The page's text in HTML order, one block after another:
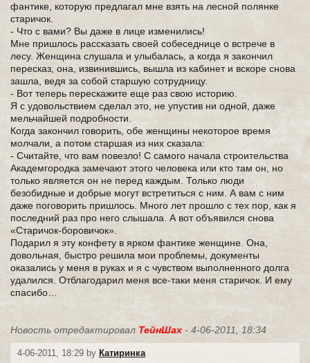
фантике, которую предлагал мне взять на лесной полянке
старичок.
- Что с вами? Вы даже в лице изменились!
Мне пришлось рассказать своей собеседнице о встрече в
лесу. Женщина слушала и улыбалась, а когда я закончил
пересказ, она, извинившись, вышла из кабинет и вскоре снова
зашла, ведя за собой старшую сотрудницу.
- Вот теперь перескажите еще раз свою историю.
Я с удовольствием сделал это, не упустив ни одной, даже
мельчайшей подробности.
Когда закончил говорить, обе женщины некоторое время
молчали, а потом старшая из них сказала:
- Считайте, что вам повезло! С самого начала строительства
Академгородка замечают этого человека или кто там он, но
только является он не перед каждым. Только люди
безобидные и добрые могут встретиться с ним. А вам с ним
даже поговорить пришлось. Много лет прошло с тех пор, как я
последний раз про него слышала. А вот объявился снова
«Старичок-боровичок».
Подарил я эту конфету в ярком фантике женщине. Она,
довольная, быстро решила мои проблемы, документы
оказались у меня в руках и я с чувством выполненного долга
удалился. Отблагодарил меня все-таки меня старичок. И ему
спасибо…
Новость отредактировал ТейнШах - 4-06-2011, 18:34
4-06-2011, 18:29 by Катиринка